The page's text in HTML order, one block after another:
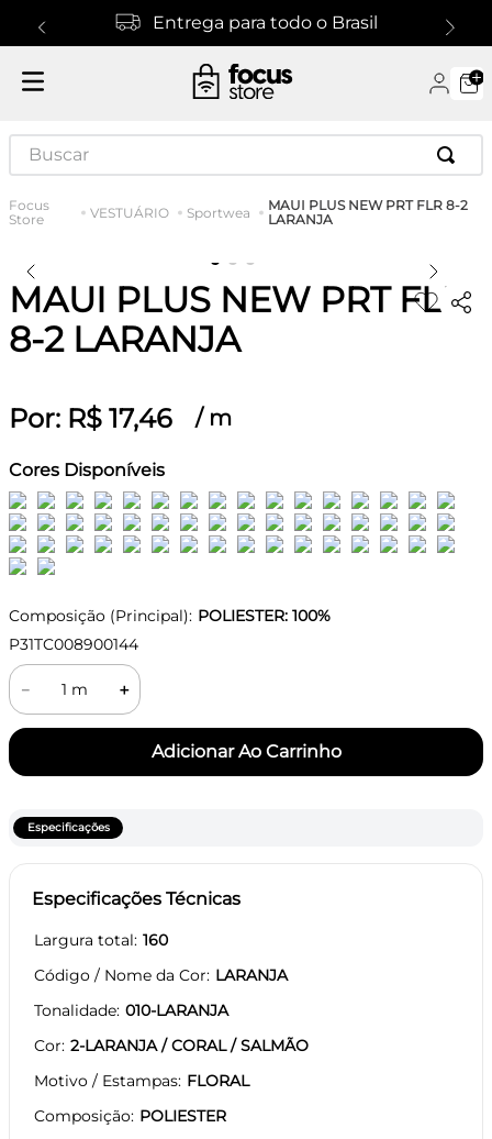
Entrega para todo o Brasil
Buscar
VESTUÁRIO Sportwea
MAUI PLUS NEW PRT FLR 8-2
LARANJA
MAUI PLUS NEW PRT FLR
8-2 LARANJA
Por: R$ 17,46 / m
Cores Disponíveis
Composição (Principal): POLIESTER: 100%
P31TC008900144
＋
－
Especificações
Especificações Técnicas
Largura total 160
Código / Nome da Cor LARANJA
Tonalidade 010-LARANJA
Cor 2-LARANJA / CORAL / SALMÃO
Motivo / Estampas FLORAL
Composição POLIESTER